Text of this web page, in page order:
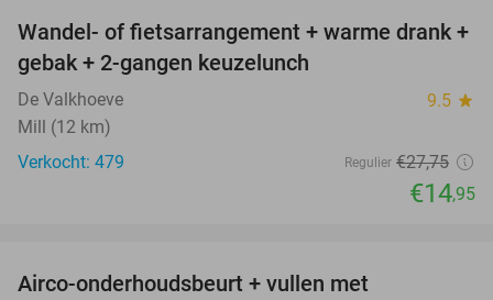
46%
Wandel- of fietsarrangement + warme drank +
gebak + 2-gangen keuzelunch
De Valkhoeve 9.5 star
Mill (12 km)
Verkocht: 479
Regulier €27,75
€14,95
Airco-onderhoudsbeurt + vullen met